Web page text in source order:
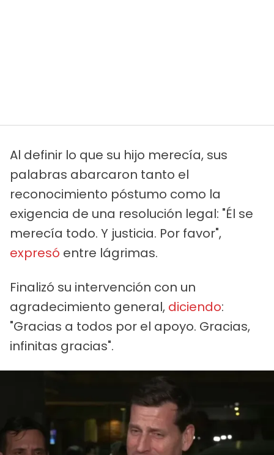
Al definir lo que su hijo merecía, sus
palabras abarcaron tanto el
reconocimiento póstumo como la
exigencia de una resolución legal: "Él se
merecía todo. Y justicia. Por favor",
expresó entre lágrimas.
Finalizó su intervención con un
agradecimiento general, diciendo:
"Gracias a todos por el apoyo. Gracias,
infinitas gracias".